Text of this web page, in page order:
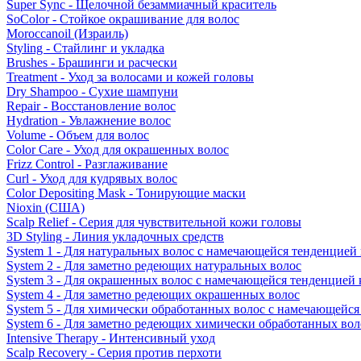
Super Sync - Щелочной безаммиачный краситель
SoColor - Стойкое окрашивание для волос
Moroccanoil (Израиль)
Styling - Стайлинг и укладка
Brushes - Брашинги и расчески
Treatment - Уход за волосами и кожей головы
Dry Shampoo - Сухие шампуни
Repair - Восстановление волос
Hydration - Увлажнение волос
Volume - Объем для волос
Color Care - Уход для окрашенных волос
Frizz Control - Разглаживание
Curl - Уход для кудрявых волос
Color Depositing Mask - Тонирующие маски
Nioxin (США)
Scalp Relief - Серия для чувствительной кожи головы
3D Styling - Линия укладочных средств
System 1 - Для натуральных волос с намечающейся
System 2 - Для заметно редеющих натуральных волос
System 3 - Для окрашенных волос с намечающейся
System 4 - Для заметно редеющих окрашенных волос
System 5 - Для химически обработанных волос с
System 6 - Для заметно редеющих химически обработанных
Intensive Therapy - Интенсивный уход
Scalp Recovery - Серия против перхоти